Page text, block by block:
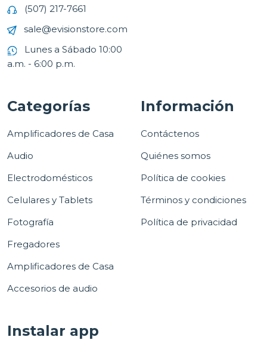
(507) 217-7661
sale@evisionstore.com
Lunes a Sábado 10:00
a.m. - 6:00 p.m.
Categorías
Amplificadores de Casa
Audio
Electrodomésticos
Celulares y Tablets
Fotografía
Fregadores
Amplificadores de Casa
Accesorios de audio
Información
Contáctenos
Quiénes somos
Política de cookies
Términos y condiciones
Política de privacidad
Instalar app